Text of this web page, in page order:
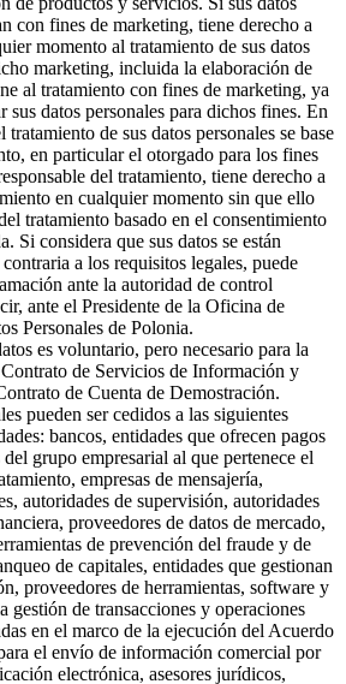
con fines de marketing, tiene derecho a
momento al tratamiento de sus datos
marketing, incluida la elaboración de
al tratamiento con fines de marketing, ya
sus datos personales para dichos fines. En
tratamiento de sus datos personales se base
en particular el otorgado para los fines
del tratamiento, tiene derecho a
en cualquier momento sin que ello
tratamiento basado en el consentimiento
Si considera que sus datos se están
a los requisitos legales, puede
ante la autoridad de control
ante el Presidente de la Oficina de
Personales de Polonia.
es voluntario, pero necesario para la
de Servicios de Información y
de Cuenta de Demostración.
pueden ser cedidos a las siguientes
bancos, entidades que ofrecen pagos
del grupo empresarial al que pertenece el
empresas de mensajería,
autoridades de supervisión, autoridades
proveedores de datos de mercado,
de prevención del fraude y de
de capitales, entidades que gestionan
proveedores de herramientas, software y
gestión de transacciones y operaciones
en el marco de la ejecución del Acuerdo
el envío de información comercial por
electrónica, asesores jurídicos,